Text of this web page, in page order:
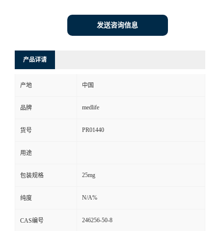
发送咨询信息
产品详请
产地 中国
品牌 medlife
货号 PR01440
用途
包装规格 25mg
纯度 N/A%
CAS编号 246256-50-8